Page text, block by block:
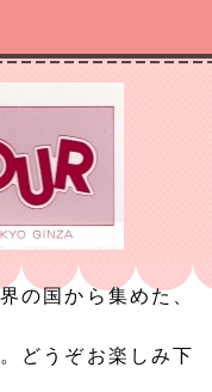
の国から集めた、
どうぞお楽しみ下